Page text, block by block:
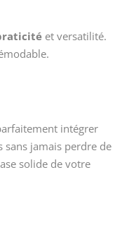
et versatilité.
intégrer
sans jamais perdre de
solide de votre